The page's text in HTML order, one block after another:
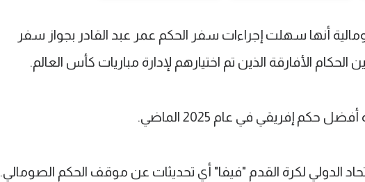
أنها سهلت إجراءات سفر الحكم عمر عبد القادر بجواز سفر
الأفارقة الذين تم اختيارهم لإدارة مباريات كأس العالم.
حكم إفريقي في عام 2025 الماضي.
الدولي لكرة القدم "فيفا" أي تحديثات عن موقف الحكم الصومالي.